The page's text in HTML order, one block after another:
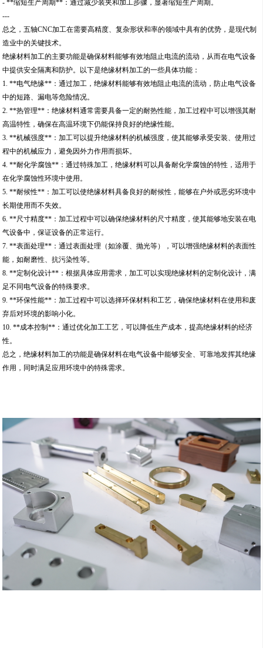
- **缩短生产周期**：通过减少装夹和加工步骤，显著缩短生产周期。
---
总之，五轴CNC加工在需要高精度、复杂形状和率的领域中具有的优势，是现代制
造业中的关键技术。
绝缘材料加工的主要功能是确保材料能够有效地阻止电流的流动，从而在电气设备
中提供安全隔离和防护。以下是绝缘材料加工的一些具体功能：
1. **电气绝缘**：通过加工，绝缘材料能够有效地阻止电流的流动，防止电气设备
中的短路、漏电等危险情况。
2. **热管理**：绝缘材料通常需要具备一定的耐热性能，加工过程中可以增强其耐
高温特性，确保在高温环境下仍能保持良好的绝缘性能。
3. **机械强度**：加工可以提升绝缘材料的机械强度，使其能够承受安装、使用过
程中的机械应力，避免因外力作用而损坏。
4. **耐化学腐蚀**：通过特殊加工，绝缘材料可以具备耐化学腐蚀的特性，适用于
在化学腐蚀性环境中使用。
5. **耐候性**：加工可以使绝缘材料具备良好的耐候性，能够在户外或恶劣环境中
长期使用而不失效。
6. **尺寸精度**：加工过程中可以确保绝缘材料的尺寸精度，使其能够地安装在电
气设备中，保证设备的正常运行。
7. **表面处理**：通过表面处理（如涂覆、抛光等），可以增强绝缘材料的表面性
能，如耐磨性、抗污染性等。
8. **定制化设计**：根据具体应用需求，加工可以实现绝缘材料的定制化设计，满
足不同电气设备的特殊要求。
9. **环保性能**：加工过程中可以选择环保材料和工艺，确保绝缘材料在使用和废
弃后对环境的影响小化。
10. **成本控制**：通过优化加工工艺，可以降低生产成本，提高绝缘材料的经济
性。
总之，绝缘材料加工的功能是确保材料在电气设备中能够安全、可靠地发挥其绝缘
作用，同时满足应用环境中的特殊需求。